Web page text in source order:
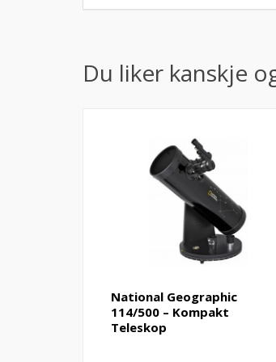
Du liker kanskje
National Geographic
114/500 – Kompakt
Teleskop